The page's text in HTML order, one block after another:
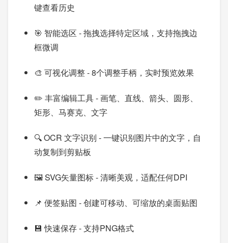
键查看历史
🎯 智能选区 - 拖拽选择特定区域，支持拖拽边
框微调
🎨 可视化调整 - 8个调整手柄，实时预览效果
✏️ 丰富编辑工具 - 画笔、直线、箭头、圆形、
矩形、马赛克、文字
🔍 OCR 文字识别 - 一键识别图片中的文字，自
动复制到剪贴板
🖼️ SVG矢量图标 - 清晰美观，适配任何DPI
📌 便签贴图 - 创建可移动、可缩放的桌面贴图
💾 快速保存 - 支持PNG格式